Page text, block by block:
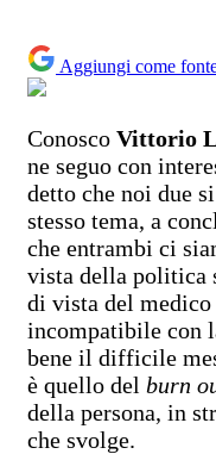
Aggiungi come
Conosco Vittorio
ne seguo con
detto che noi due
stesso tema, a
che entrambi ci
vista della politica
di vista del medico
incompatibile con
bene il difficile
è quello del burn
della persona, in
che svolge.